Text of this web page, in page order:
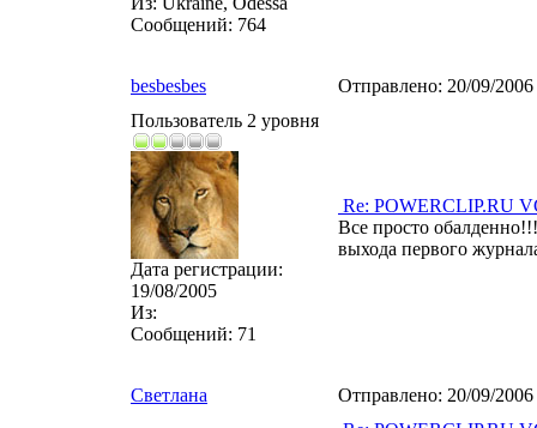
Сообщений: 764
besbesbes Отправлено: 20/09/
Пользователь 2 уровня
Дата регистрации:
19/08/2005
Из:
Сообщений: 71
Re: POWERCLIP.RU
Все просто
выхода первого
Светлана Отправлено: 20/09/